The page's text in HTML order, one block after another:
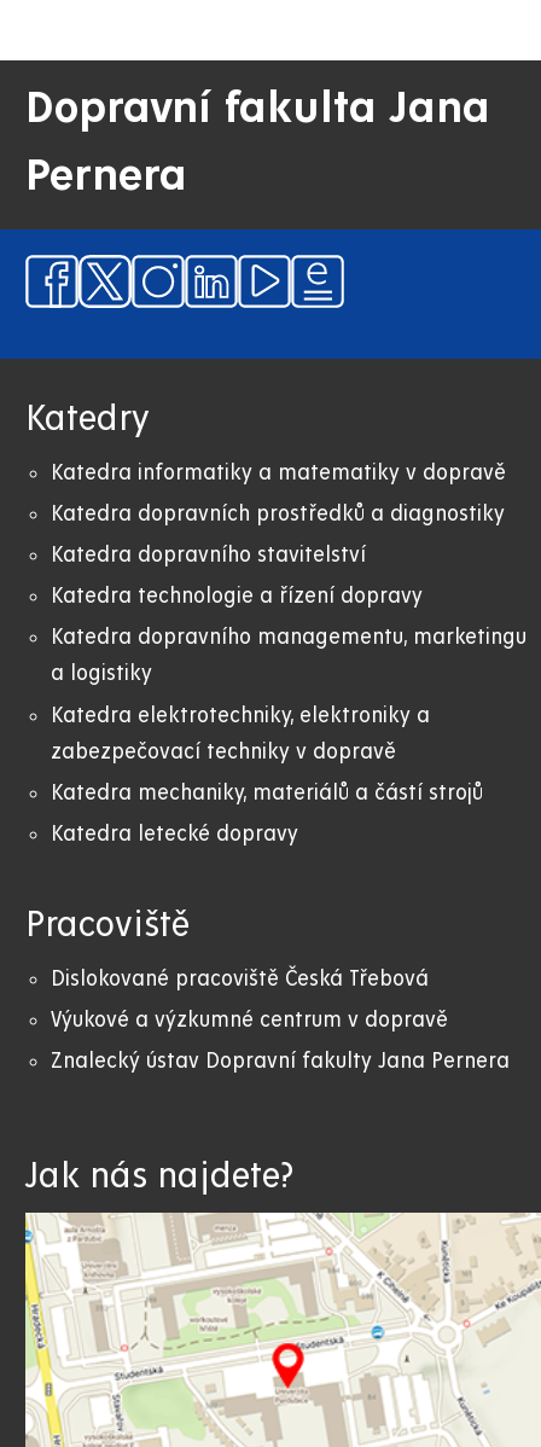
Dopravní fakulta Jana
Pernera
Katedry
Katedra informatiky a matematiky v dopravě
Katedra dopravních prostředků a diagnostiky
Katedra dopravního stavitelství
Katedra technologie a řízení dopravy
Katedra dopravního managementu, marketingu
a logistiky
Katedra elektrotechniky, elektroniky a
zabezpečovací techniky v dopravě
Katedra mechaniky, materiálů a částí strojů
Katedra letecké dopravy
Pracoviště
Dislokované pracoviště Česká Třebová
Výukové a výzkumné centrum v dopravě
Znalecký ústav Dopravní fakulty Jana Pernera
Jak nás najdete?